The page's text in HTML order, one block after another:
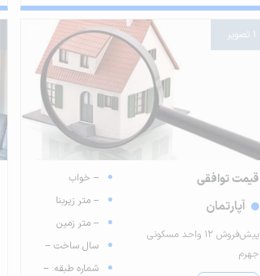
1 تصویر
قیمت توافقی
آپارتمان
پیش‌فروش ۱۲ واحد مسکونی
جهرم
-- خواب
-- متر زیربنا
-- متر زمین
سال ساخت --
شماره طبقه: --